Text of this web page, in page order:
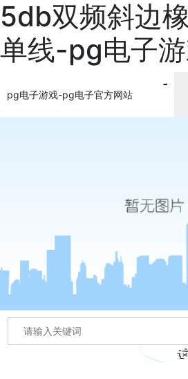
5db双频斜边
单线-pg电子
pg电子游戏-pg电子官方网站